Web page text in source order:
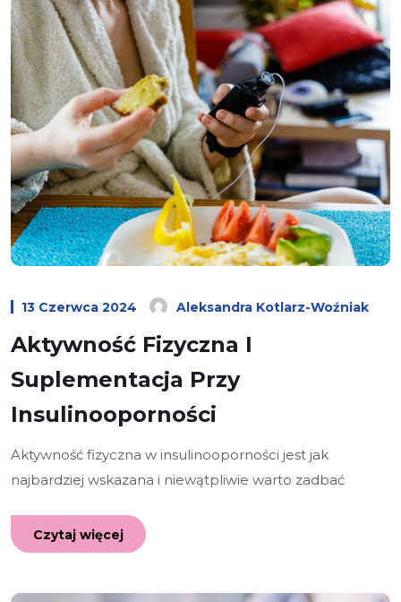
13 Czerwca 2024 Aleksandra Kotlarz-Woźniak
Aktywność Fizyczna I
Suplementacja Przy
Insulinooporności
Aktywność fizyczna w insulinooporności jest jak
najbardziej wskazana i niewątpliwie warto zadbać
Czytaj więcej